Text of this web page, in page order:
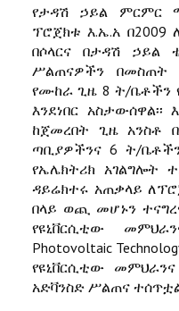
የታዳሽ ኃይል ምርምር
ፕሮጀክቱ እ.ኤ.አ
በሶላርና በታዳሽ ኃይል
ሥልጠናዎችን በመስጠት
የሙከራ ጊዜ 8 ት/
እንደነበር
ከጀመረበት ጊዜ አንስቶ
ጣቢያዎችንና 6 ት/
የኤሌክትሪክ አገልግሎት
ዳይሬክተሩ አጠቃላይ
በላይ ወጪ መሆኑን
የዩኒቨርሲቲው
Photovoltaic
የዩኒቨርሲቲው
አድቫንስድ ሥልጠና ተሰጥቷል